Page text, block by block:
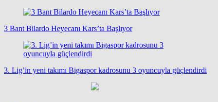
3 Bant Bilardo Heyecanı Kars’ta Başlıyor
3. Lig’in yeni takımı Bigaspor kadrosunu 3 oyuncuyla güçlendirdi